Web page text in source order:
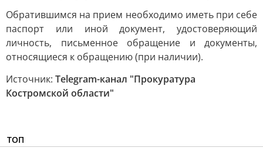
Обратившимся на прием необходимо иметь при себе
паспорт или иной документ, удостоверяющий
личность, письменное обращение и документы,
относящиеся к обращению (при наличии).
Источник: Telegram-канал "Прокуратура
Костромской области"
ТОП